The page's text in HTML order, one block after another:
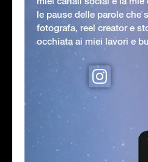
le pause delle parole che
fotografa, reel creator e
occhiata ai miei lavori e